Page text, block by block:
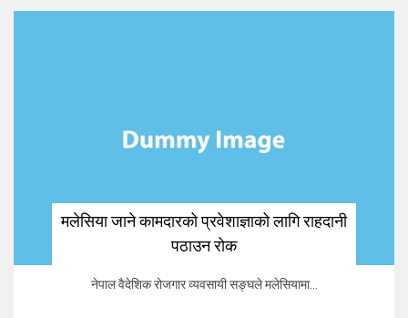
मलेसिया जाने कामदारको प्रवेशाज्ञाको लागि राहदानी
पठाउन रोक
नेपाल वैदेशिक रोजगार व्यवसायी सङ्घले मलेसियामा...